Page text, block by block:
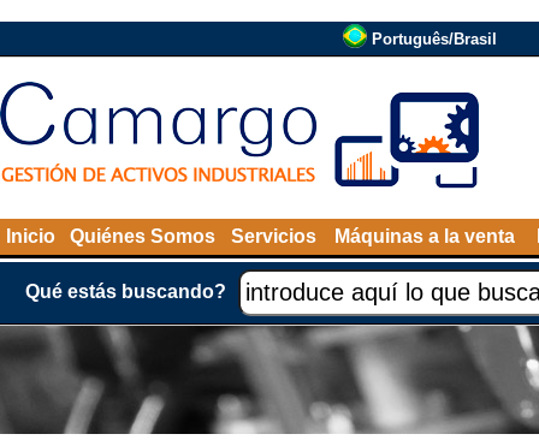
Português/Brasil
Inicio Quiénes Somos Servicios Máquinas a la venta
Qué estás buscando?